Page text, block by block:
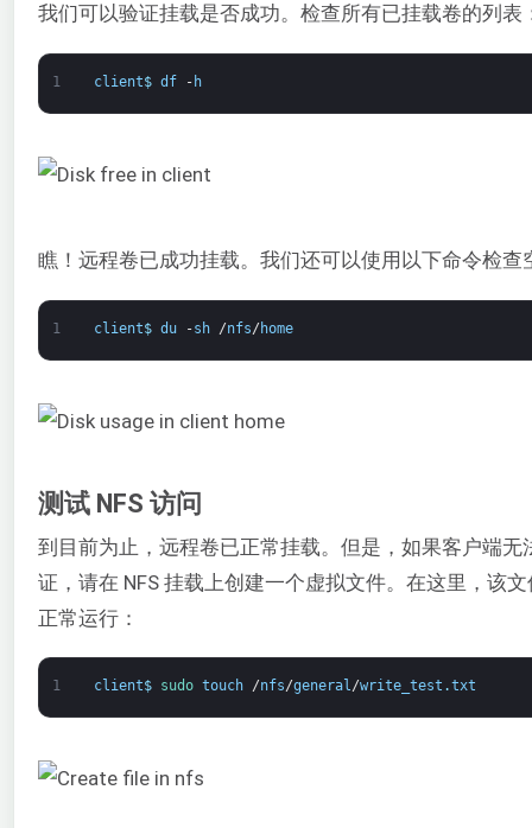
我们可以验证挂载是否成功。检查所有已挂载卷的列表
1 client$ df - h
瞧！远程卷已成功挂载。我们还可以使用以下命令检查
1 client$ du -sh /nfs/ home
测试 NFS 访问
到目前为止，远程卷已正常挂载。但是，如果客户端
证，请在 NFS 挂载上创建一个虚拟文件。在这里，该
正常运行：
1 client$ sudo touch /nfs/general/write_test .txt